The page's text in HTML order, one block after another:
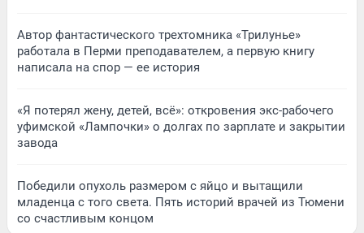
Автор фантастического трехтомника «Трилунье»
работала в Перми преподавателем, а первую книгу
написала на спор — ее история
«Я потерял жену, детей, всё»: откровения экс-рабочего
уфимской «Лампочки» о долгах по зарплате и закрытии
завода
Победили опухоль размером с яйцо и вытащили
младенца с того света. Пять историй врачей из Тюмени
со счастливым концом